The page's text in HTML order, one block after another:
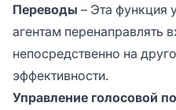
Переводы – Эта функция
агентам перенаправлять
непосредственно на
эффективности.
Управление голосовой